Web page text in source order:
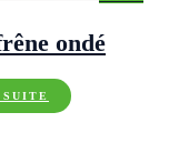
ondé